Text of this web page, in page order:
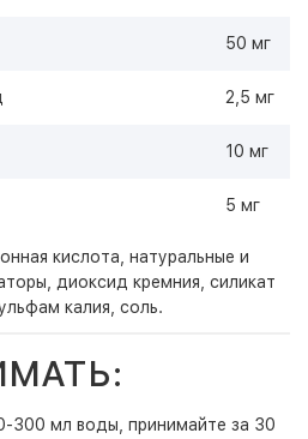
50 мг
2,5 мг
10 мг
5 мг
кислота, натуральные и
диоксид кремния, силикат
калия, соль.
300 мл воды, принимайте за 30